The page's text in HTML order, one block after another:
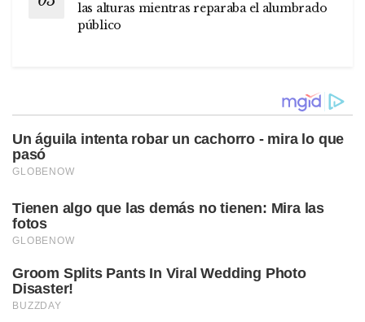
las alturas mientras reparaba el alumbrado
público